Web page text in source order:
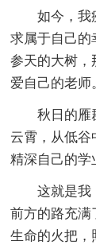
如今，我
求属于自己的
参天的大树，
爱自己的老师
秋日的雁
云霄，从低谷
精深自己的学
这就是我
前方的路充满
生命的火把，